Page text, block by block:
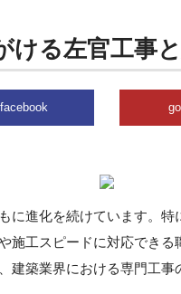
ける左官工事
facebook
に進化を続けています。
施工スピードに対応でき
建築業界における専門工事